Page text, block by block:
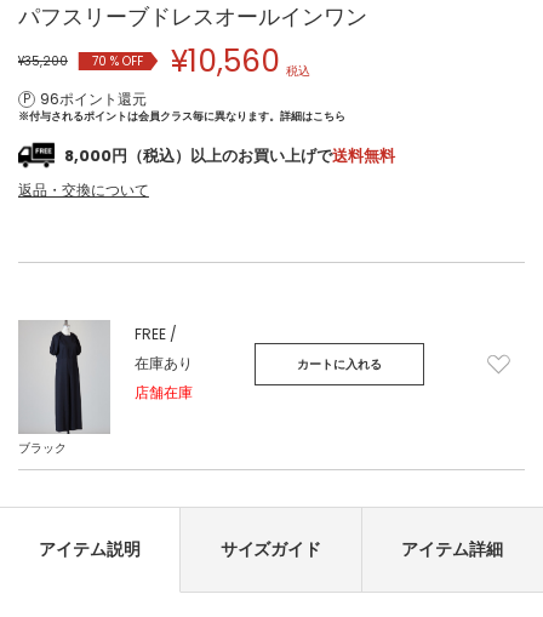
パフスリーブドレスオールインワン
¥35,200 70% OFF ¥10,560 税込
96ポイント還元
※付与されるポイントは会員クラス毎に異なります。 詳細はこちら
8,000円（税込）以上のお買い上げで送料無料
返品・交換について
ブラック
FREE /
在庫あり
店舗在庫
カートに入れる
アイテム説明 サイズガイド アイテム詳細